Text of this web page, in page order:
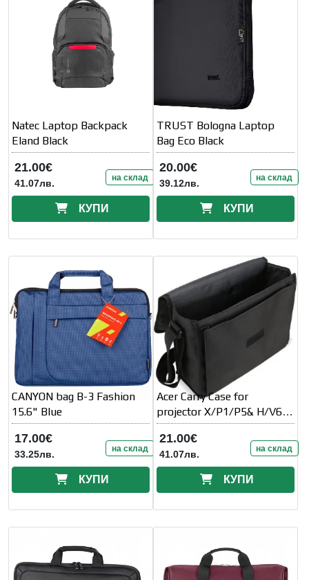
Natec Laptop Backpack
Eland Black
21.00€
41.07лв. на склад
КУПИ
TRUST Bologna Laptop
Bag Eco Black
20.00€
39.12лв. на склад
КУПИ
CANYON bag B-3 Fashion
15.6" Blue
17.00€
33.25лв. на склад
КУПИ
Acer Carry Case for
projector X/P1/P5& H/V6
series
21.00€
41.07лв. на склад
КУПИ